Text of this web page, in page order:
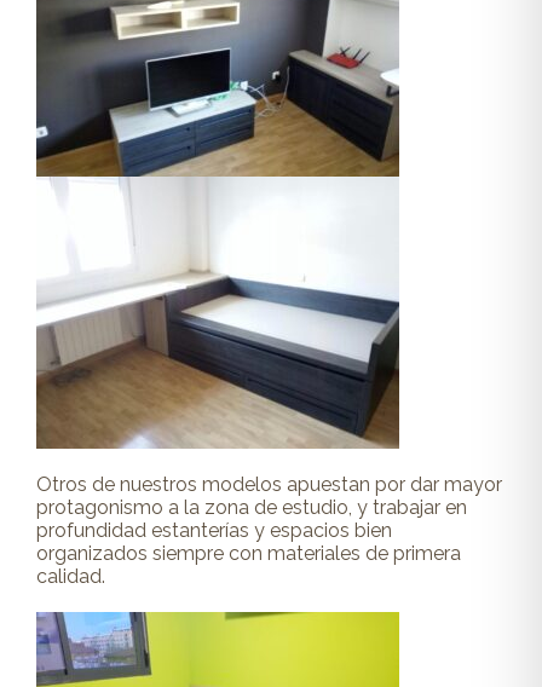
Otros de nuestros modelos apuestan por dar mayor
protagonismo a la zona de estudio, y trabajar en
profundidad estanterías y espacios bien
organizados siempre con materiales de primera
calidad.